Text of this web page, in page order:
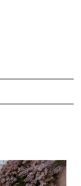
de navegación